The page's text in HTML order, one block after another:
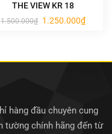
THE VIEW KR 18
1.500.000₫ Giá
1.250.000₫Giá
hiện
hàng đầu chuyên cung
tường chính hãng đến từ